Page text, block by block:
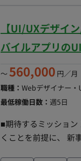
ー、フォトブックな
験‧機能 ・商品の魅
プリの仕様、機能要
ナーだけで完成させ
いきます ■利用ツール デザイン：Figma ドキュメント‧タスク管理：Notion、Google Drive コミュ
【UI/UXデザイ
バイルアプリの
〜 560,000 円／月
職種： Webデザイナー・
最低稼働日数： 週5日
■期待するミッション
くことを前提に、 新
展開やブランディン